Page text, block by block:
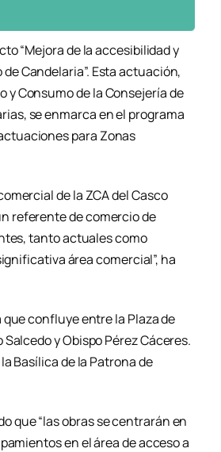
“Mejora de la accesibilidad y
Candelaria”. Esta actuación,
Consumo de la Consejería de
se enmarca en el programa
para Zonas
de la ZCA del Casco
referente de comercio de
tanto actuales como
área comercial”, ha
confluye entre la Plaza de
y Obispo Pérez Cáceres.
Basílica de la Patrona de
que “las obras se centrarán en
en el área de acceso a